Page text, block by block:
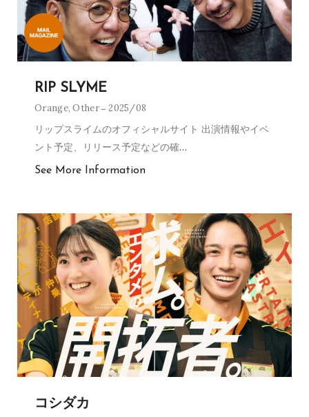
RIP SLYME
Orange,Other 2025/08
リップスライムのオフィシャルサイト 出演情報やイベ
ント予定、リリース予定などの確…
See More Information
コシダカ